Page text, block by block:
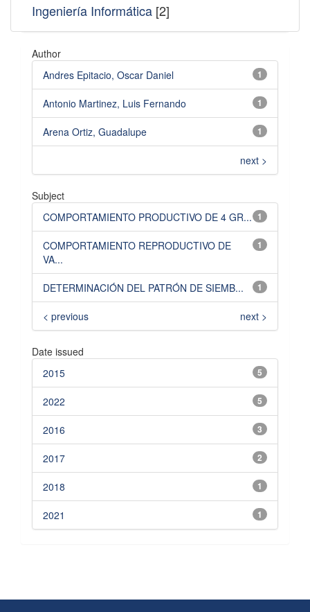
Ingeniería Informática [2]
Author
1
Andres Epitacio, Oscar Daniel
1
Antonio Martinez, Luis Fernando
1
Arena Ortiz, Guadalupe
next >
Subject
1
COMPORTAMIENTO PRODUCTIVO DE 4 GR...
1
COMPORTAMIENTO REPRODUCTIVO DE
VA...
1
DETERMINACIÓN DEL PATRÓN DE SIEMB...
< previous next >
Date issued
5
2015
5
2022
3
2016
2
2017
1
2018
1
2021